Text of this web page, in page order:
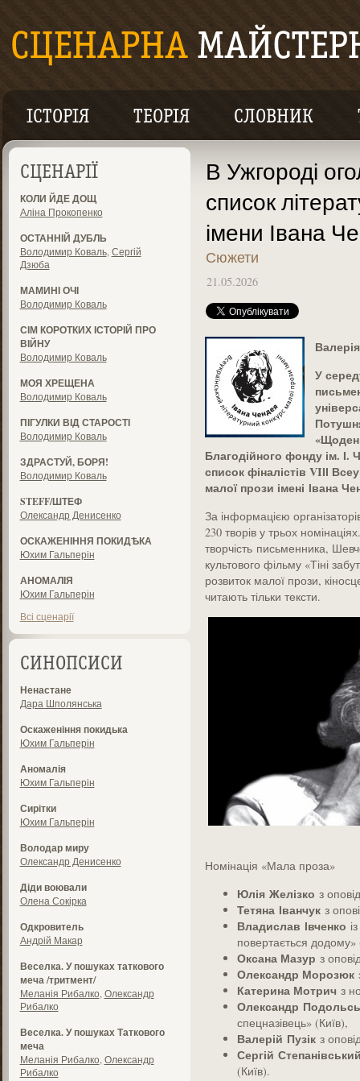
ІСТОРІЯ ТЕОРІЯ СЛОВНИК
СЦЕНАРІЇ
КОЛИ ЙДЕ ДОЩ
Аліна Прокопенко
ОСТАННІЙ ДУБЛЬ
Володимир Коваль, Сергій
Дзюба
МАМИНІ ОЧІ
Володимир Коваль
СІМ КОРОТКИХ ІСТОРІЙ ПРО
ВІЙНУ
Володимир Коваль
МОЯ ХРЕЩЕНА
Володимир Коваль
ПІГУЛКИ ВІД СТАРОСТІ
Володимир Коваль
ЗДРАСТУЙ, БОРЯ!
Володимир Коваль
STEFF/ШТЕФ
Олександр Денисенко
ОСКАЖЕНІННЯ ПОКИДѢКА
Юхим Гальперін
АНОМАЛІЯ
Юхим Гальперін
Всі сценарії
СИНОПСИСИ
Ненастане
Дара Шполянська
Оскаженіння покидька
Юхим Гальперін
Аномалія
Юхим Гальперін
Сирітки
Юхим Гальперін
Володар миру
Олександр Денисенко
Діди воювали
Олена Сокірка
Одкровитель
Андрій Макар
Веселка. У пошуках таткового
меча /тритмент/
Меланія Рибалко Олександр
Рибалко
Веселка. У пошуках Таткового
меча
Меланія Рибалко Олександр
Рибалко
В Ужгороді
список
імени Івана
Сюжети
21.05.2026
У
Благодійного фонду ім. І.
список фіналістів VIІІ
малої прози імені Івана
За інформацією
230 творів у трьох
творчість письменника,
культового фільму «Тіні
розвиток малої прози,
читають тільки тексти.
Номінація «Мала проза»
Юлія Желізко з
Тетяна Іванчук з
Владислав Івченко
повертається додому»
Оксана Мазур з
Олександр Морозюк
Катерина Мотрич з
Олександр
спецназівець» (Київ),
Валерій Пузік з
Сергій
(Київ).